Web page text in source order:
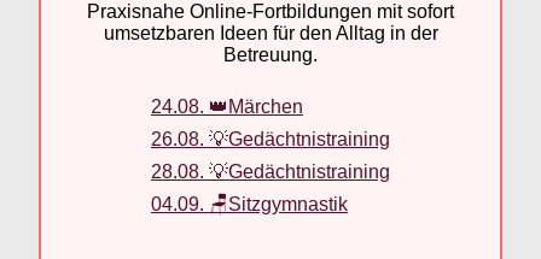
Praxisnahe Online-Fortbildungen mit sofort
umsetzbaren Ideen für den Alltag in der
Betreuung.
24.08. 👑Märchen
26.08. 💡Gedächtnistraining
28.08. 💡Gedächtnistraining
04.09. 🪑Sitzgymnastik